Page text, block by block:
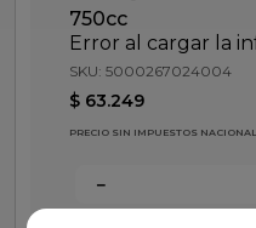
750cc
Error al cargar la
SKU: 5000267024004
$ 63.249
PRECIO SIN IMPUESTOS
－
queso
papel higienico
dulce leche
azucar